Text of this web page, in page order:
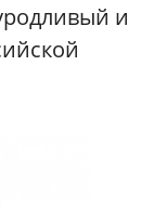
и